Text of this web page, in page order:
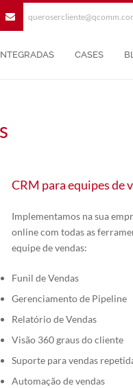
CASES
CRM para equipes de
Implementamos na sua
online com todas as
equipe de vendas:
Funil de Vendas
Gerenciamento de Pipeline
Relatório de Vendas
Visão 360 graus do cliente
Suporte para vendas
Automação de vendas